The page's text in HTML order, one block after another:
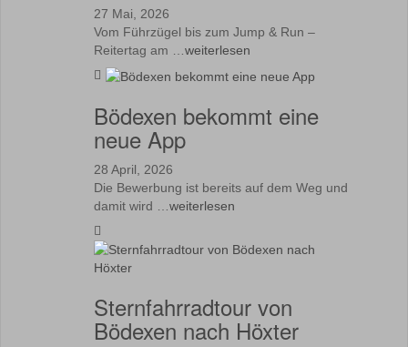
27 Mai, 2026
Vom Führzügel bis zum Jump & Run –
Reitertag am … weiterlesen
Bödexen bekommt eine
neue App
28 April, 2026
Die Bewerbung ist bereits auf dem Weg und
damit wird … weiterlesen
Sternfahrradtour von
Bödexen nach Höxter